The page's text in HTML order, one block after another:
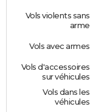
Vols violents sans
arme
Vols avec armes
Vols d'accessoires
sur véhicules
Vols dans les
véhicules